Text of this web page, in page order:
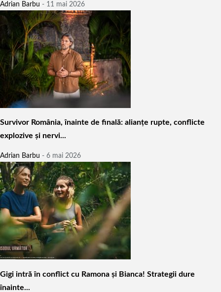
Adrian Barbu - 11 mai 2026
Survivor România, înainte de finală: alianțe rupte, conflicte
explozive și nervi...
Adrian Barbu - 6 mai 2026
Gigi intră în conflict cu Ramona și Bianca! Strategii dure
înainte...